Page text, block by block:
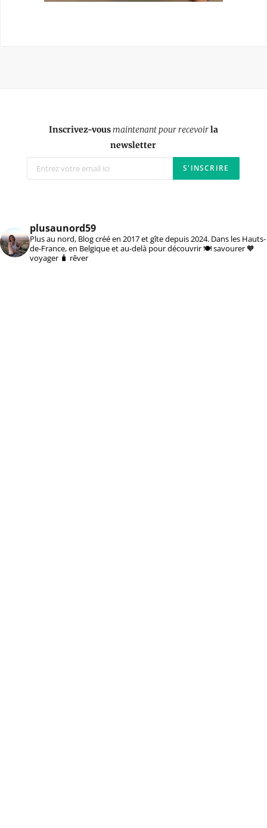
Inscrivez-vousmaintenant pour recevoirla
newsletter
plusaunord59
Plus au nord, Blog créé en 2017 et gîte depuis 2024. Dans les Hauts-
de-France, en Belgique et au-delà pour découvrir 🍽️ savourer 🧡
voyager 🧳 rêver